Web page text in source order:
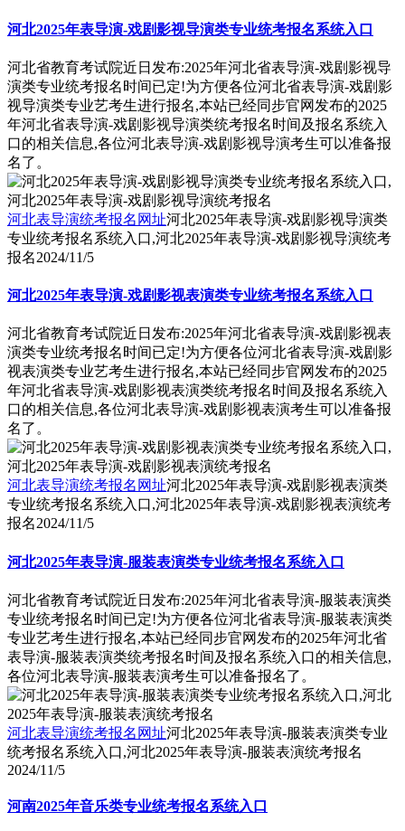
河北2025年表导演-戏剧影视导演类专业统考报名系统入口
河北省教育考试院近日发布:2025年河北省表导演-戏剧影视导
演类专业统考报名时间已定!为方便各位河北省表导演-戏剧影
视导演类专业艺考生进行报名,本站已经同步官网发布的2025
年河北省表导演-戏剧影视导演类统考报名时间及报名系统入
口的相关信息,各位河北表导演-戏剧影视导演考生可以准备报
名了。
河北表导演统考报名网址河北2025年表导演-戏剧影视导演类
专业统考报名系统入口,河北2025年表导演-戏剧影视导演统考
报名2024/11/5
河北2025年表导演-戏剧影视表演类专业统考报名系统入口
河北省教育考试院近日发布:2025年河北省表导演-戏剧影视表
演类专业统考报名时间已定!为方便各位河北省表导演-戏剧影
视表演类专业艺考生进行报名,本站已经同步官网发布的2025
年河北省表导演-戏剧影视表演类统考报名时间及报名系统入
口的相关信息,各位河北表导演-戏剧影视表演考生可以准备报
名了。
河北表导演统考报名网址河北2025年表导演-戏剧影视表演类
专业统考报名系统入口,河北2025年表导演-戏剧影视表演统考
报名2024/11/5
河北2025年表导演-服装表演类专业统考报名系统入口
河北省教育考试院近日发布:2025年河北省表导演-服装表演类
专业统考报名时间已定!为方便各位河北省表导演-服装表演类
专业艺考生进行报名,本站已经同步官网发布的2025年河北省
表导演-服装表演类统考报名时间及报名系统入口的相关信息,
各位河北表导演-服装表演考生可以准备报名了。
河北表导演统考报名网址河北2025年表导演-服装表演类专业
统考报名系统入口,河北2025年表导演-服装表演统考报名
2024/11/5
河南2025年音乐类专业统考报名系统入口